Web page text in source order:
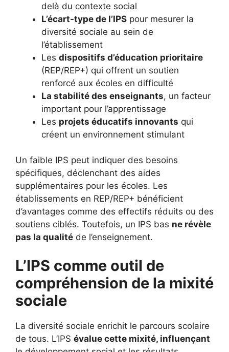
delà du contexte social
L’écart-type de l’IPS pour mesurer la
diversité sociale au sein de
l’établissement
Les dispositifs d’éducation prioritaire
(REP/REP+) qui offrent un soutien
renforcé aux écoles en difficulté
La stabilité des enseignants, un facteur
important pour l’apprentissage
Les projets éducatifs innovants qui
créent un environnement stimulant
Un faible IPS peut indiquer des besoins
spécifiques, déclenchant des aides
supplémentaires pour les écoles. Les
établissements en REP/REP+ bénéficient
d’avantages comme des effectifs réduits ou des
soutiens ciblés. Toutefois, un IPS bas ne révèle
pas la qualité de l’enseignement.
L’IPS comme outil de
compréhension de la mixité
sociale
La diversité sociale enrichit le parcours scolaire
de tous. L’IPS évalue cette mixité, influençant